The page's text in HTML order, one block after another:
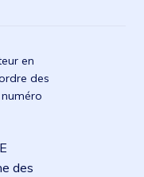
en
des
des